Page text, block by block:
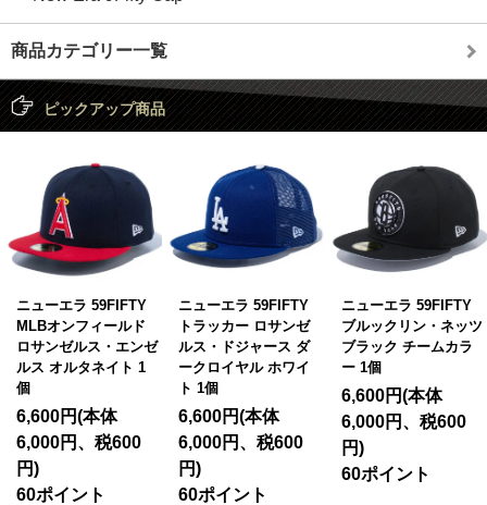
商品カテゴリー一覧
ピックアップ商品
ニューエラ 59FIFTY
MLBオンフィールド
ロサンゼルス・エンゼ
ルス オルタネイト 1
個
6,600円(本体
6,000円、税600
円)
60ポイント
ニューエラ 59FIFTY
トラッカー ロサンゼ
ルス・ドジャース ダ
ークロイヤル ホワイ
ト 1個
6,600円(本体
6,000円、税600
円)
60ポイント
ニューエラ 59FIFTY
ブルックリン・ネッツ
ブラック チームカラ
ー 1個
6,600円(本体
6,000円、税600
円)
60ポイント